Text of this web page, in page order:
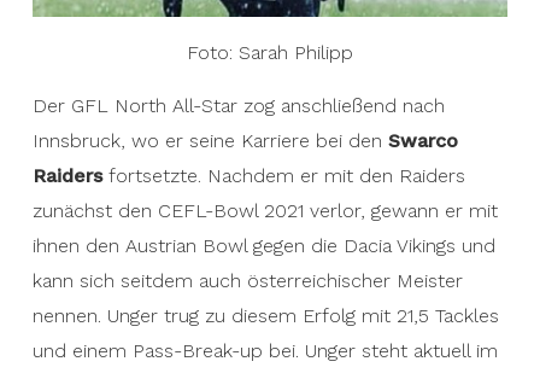
Foto: Sarah Philipp
Der GFL North All-Star zog anschließend nach
Innsbruck, wo er seine Karriere bei den Swarco
Raidersfortsetzte. Nachdem er mit den Raiders
zunächst den CEFL-Bowl 2021 verlor, gewann er mit
ihnen den Austrian Bowl gegen die Dacia Vikings und
kann sich seitdem auch österreichischer Meister
nennen. Unger trug zu diesem Erfolg mit 21,5 Tackles
und einem Pass-Break-up bei. Unger steht aktuell im